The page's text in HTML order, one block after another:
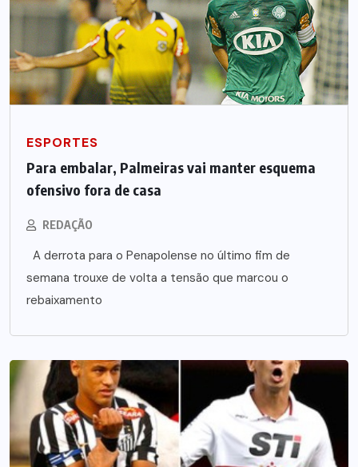
ESPORTES
Para embalar, Palmeiras vai manter esquema
ofensivo fora de casa
REDAÇÃO
A derrota para o Penapolense no último fim de
semana trouxe de volta a tensão que marcou o
rebaixamento